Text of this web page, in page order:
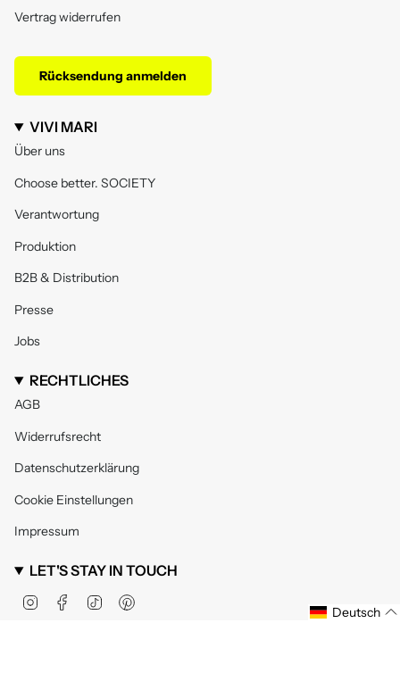
Vertrag widerrufen
Rücksendung anmelden
VIVI MARI
Über uns
Choose better. SOCIETY
Verantwortung
Produktion
B2B & Distribution
Presse
Jobs
RECHTLICHES
AGB
Widerrufsrecht
Datenschutzerklärung
Cookie Einstellungen
Impressum
LET'S STAY IN TOUCH
InstagramFacebookTikTok
Deutsch